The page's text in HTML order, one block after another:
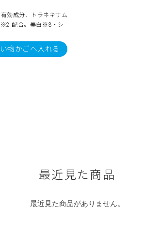
効成分、トラネキサム
※2 配合。美白※3・シ
物かごへ入れる
最近見た商品
最近見た商品がありません。